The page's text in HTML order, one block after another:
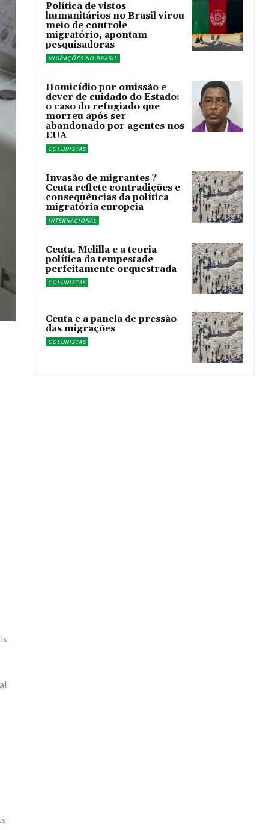
Política de vistos
humanitários no Brasil virou
meio de controle
migratório, apontam
pesquisadoras
MIGRAÇÕES NO BRASIL
Homicídio por omissão e
dever de cuidado do Estado:
o caso do refugiado que
morreu após ser
abandonado por agentes nos
EUA
COLUNISTAS
Invasão de migrantes ?
Ceuta reflete contradições e
consequências da política
migratória europeia
INTERNACIONAL
Ceuta, Melilla e a teoria
política da tempestade
perfeitamente orquestrada
COLUNISTAS
Ceuta e a panela de pressão
das migrações
COLUNISTAS